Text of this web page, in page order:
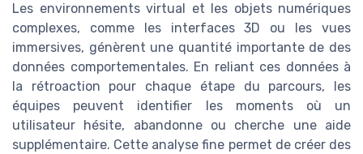
Les environnements virtual et les objets numériques
complexes, comme les interfaces 3D ou les vues
immersives, génèrent une quantité importante de des
données comportementales. En reliant ces données à
la rétroaction pour chaque étape du parcours, les
équipes peuvent identifier les moments où un
utilisateur hésite, abandonne ou cherche une aide
supplémentaire. Cette analyse fine permet de créer des